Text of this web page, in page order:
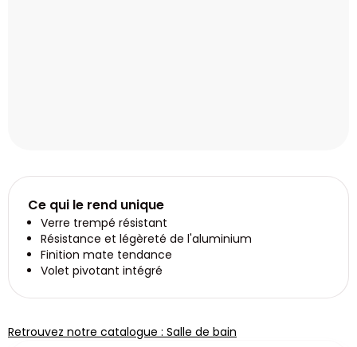
Ce qui le rend unique
Verre trempé résistant
Résistance et légèreté de l'aluminium
Finition mate tendance
Volet pivotant intégré
Retrouvez notre catalogue : Salle de bain